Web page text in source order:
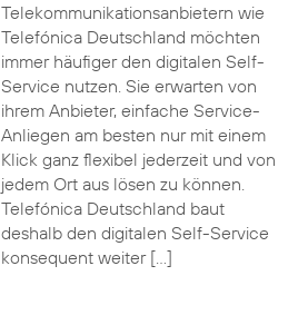
Telekommunikationsanbietern wie
Telefónica Deutschland möchten
immer häufiger den digitalen Self-
Service nutzen. Sie erwarten von
ihrem Anbieter, einfache Service-
Anliegen am besten nur mit einem
Klick ganz flexibel jederzeit und von
jedem Ort aus lösen zu können.
Telefónica Deutschland baut
deshalb den digitalen Self-Service
konsequent weiter […]